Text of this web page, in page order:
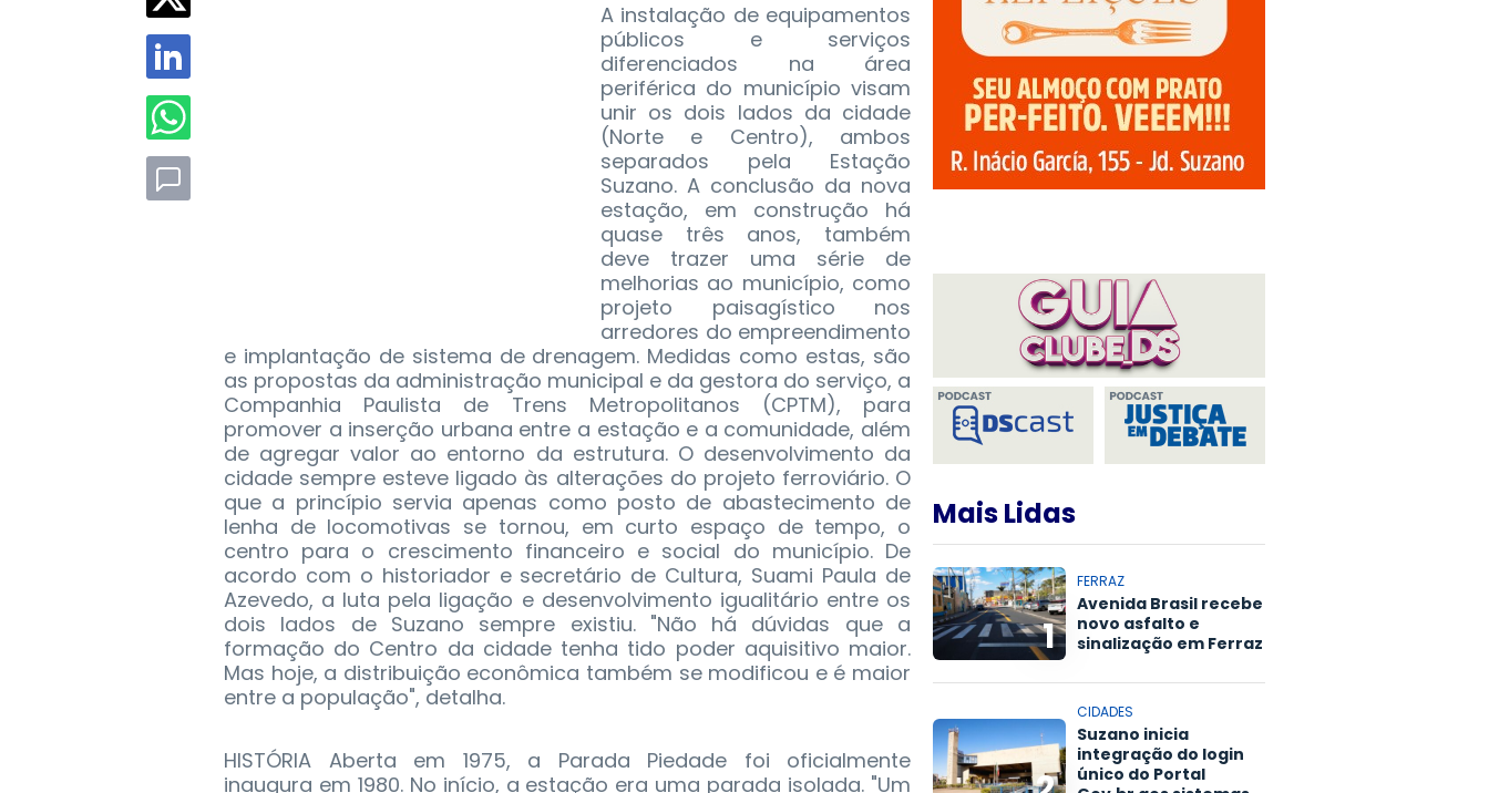
A instalação de equipamentos
públicos e serviços
diferenciados na área
periférica do município visam
unir os dois lados da cidade
(Norte e Centro), ambos
separados pela Estação
Suzano. A conclusão da nova
estação, em construção há
quase três anos, também
deve trazer uma série de
melhorias ao município, como
projeto paisagístico nos
arredores do empreendimento
e implantação de sistema de drenagem. Medidas como estas, são
as propostas da administração municipal e da gestora do serviço, a
Companhia Paulista de Trens Metropolitanos (CPTM), para
promover a inserção urbana entre a estação e a comunidade, além
de agregar valor ao entorno da estrutura. O desenvolvimento da
cidade sempre esteve ligado às alterações do projeto ferroviário. O
que a princípio servia apenas como posto de abastecimento de
lenha de locomotivas se tornou, em curto espaço de tempo, o
centro para o crescimento financeiro e social do município. De
acordo com o historiador e secretário de Cultura, Suami Paula de
Azevedo, a luta pela ligação e desenvolvimento igualitário entre os
dois lados de Suzano sempre existiu. "Não há dúvidas que a
formação do Centro da cidade tenha tido poder aquisitivo maior.
Mas hoje, a distribuição econômica também se modificou e é maior
entre a população", detalha.
HISTÓRIA Aberta em 1975, a Parada Piedade foi oficialmente
inaugura em 1980. No início, a estação era uma parada isolada. "Um
Mais Lidas
1
FERRAZ
Avenida Brasil recebe
novo asfalto e
sinalização em Ferraz
CIDADES
Suzano inicia
integração do login
único do Portal